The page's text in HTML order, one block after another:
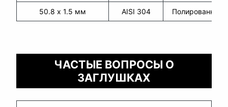
50.8 х 1.5 мм AISI 304 Полированная
ЧАСТЫЕ ВОПРОСЫ О
ЗАГЛУШКАХ